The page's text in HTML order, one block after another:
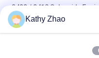
3408 / 3412 Solenoide
Bagian Injector Kereta
/ 295-9125
C9 / C175 Solenoide
Kathy Zhao